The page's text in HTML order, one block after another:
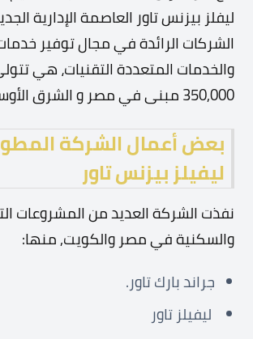
ليفلز بيزنس تاور العاصمة الإدارية
الشركات الرائدة في مجال توفير
والخدمات المتعددة التقنيات، هي
350,000 مبنى في مصر و الشرق الأوسط.
بعض أعمال الشركة
ليفيلز بيزنس تاور
نفذت الشركة العديد من المشروعات
والسكنية في مصر والكويت, منها:
جراند بارك تاور.
ليفيلز تاور